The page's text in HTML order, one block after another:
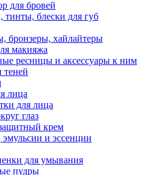
для бровей
блески для губ
бронзеры, хайлайтеры
макияжа
ресницы и аксессуары к ним
теней
лица
для лица
глаз
крем
и эссенции
для умывания
пудры